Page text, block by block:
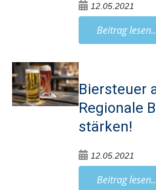
12.05.2021
Beitrag
Biersteuer
Regionale
stärken!
12.05.2021
Beitrag